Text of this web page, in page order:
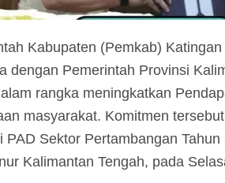
Kabupaten (Pemkab)
dengan Pemerintah Provinsi
rangka meningkatkan
masyarakat. Komitmen
PAD Sektor Pertambangan
Kalimantan Tengah, pada